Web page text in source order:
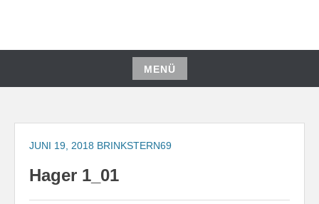
springen
MENÜ
Zum
springen
JUNI 19, 2018 BRINKSTERN69
Hager 1_01